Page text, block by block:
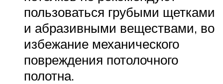
пользоваться грубыми щетками
и абразивными веществами, во
избежание механического
повреждения потолочного
полотна.